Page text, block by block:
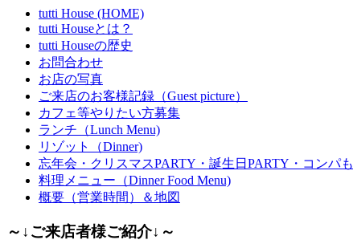
tutti House (HOME)
tutti Houseとは？
tutti Houseの歴史
お問合わせ
お店の写真
ご来店のお客様記録（Guest picture）
カフェ等やりたい方募集
ランチ（Lunch Menu)
リゾット（Dinner)
忘年会・クリスマスPARTY・誕生日PARTY・コンパも
料理メニュー（Dinner Food Menu)
概要（営業時間）＆地図
～↓ご来店者様ご紹介↓～